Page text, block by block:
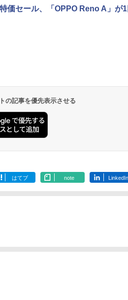
価セール、「OPPO Reno A」が1
の記事を優先表示させる
はてブ note LinkedIn